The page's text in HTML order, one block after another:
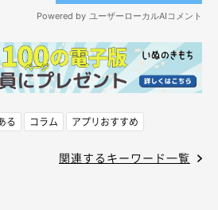
る コラム アプリおすすめ
関連するキーワード一覧